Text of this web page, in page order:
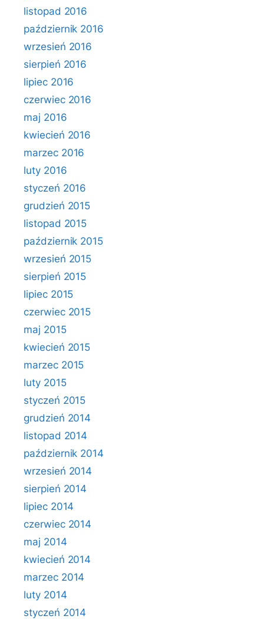
listopad 2016
październik 2016
wrzesień 2016
sierpień 2016
lipiec 2016
czerwiec 2016
maj 2016
kwiecień 2016
marzec 2016
luty 2016
styczeń 2016
grudzień 2015
listopad 2015
październik 2015
wrzesień 2015
sierpień 2015
lipiec 2015
czerwiec 2015
maj 2015
kwiecień 2015
marzec 2015
luty 2015
styczeń 2015
grudzień 2014
listopad 2014
październik 2014
wrzesień 2014
sierpień 2014
lipiec 2014
czerwiec 2014
maj 2014
kwiecień 2014
marzec 2014
luty 2014
styczeń 2014